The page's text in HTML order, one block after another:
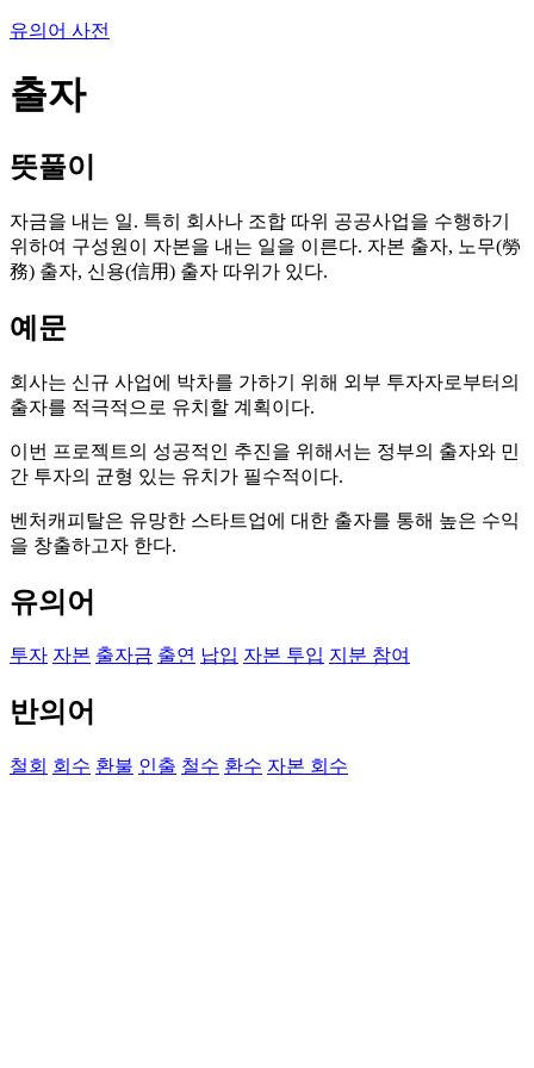
유의어 사전
출자
뜻풀이
자금을 내는 일. 특히 회사나 조합 따위 공공사업을 수행하기
위하여 구성원이 자본을 내는 일을 이른다. 자본 출자, 노무(勞
務) 출자, 신용(信用) 출자 따위가 있다.
예문
회사는 신규 사업에 박차를 가하기 위해 외부 투자자로부터의
출자를 적극적으로 유치할 계획이다.
이번 프로젝트의 성공적인 추진을 위해서는 정부의 출자와 민
간 투자의 균형 있는 유치가 필수적이다.
벤처캐피탈은 유망한 스타트업에 대한 출자를 통해 높은 수익
을 창출하고자 한다.
유의어
투자 자본 출자금 출연 납입 자본 투입 지분 참여
반의어
철회 회수 환불 인출 철수 환수 자본 회수